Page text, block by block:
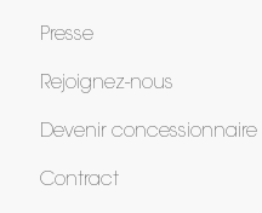
Presse
Rejoignez-nous
Devenir concessionnaire
Contract